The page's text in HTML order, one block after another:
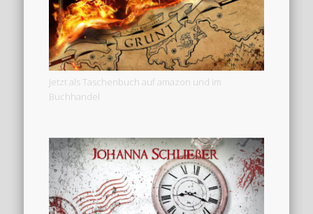
Jetzt als Taschenbuch auf amazon und im
Buchhandel